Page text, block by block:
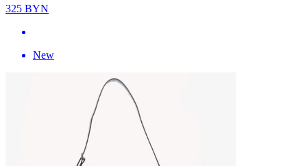
325 BYN
New